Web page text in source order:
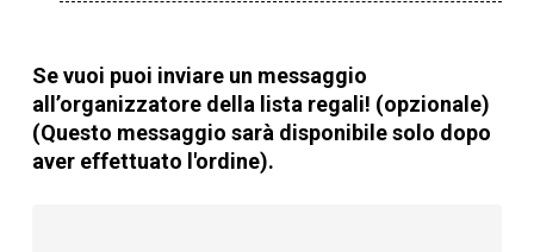
Se vuoi puoi inviare un messaggio
all’organizzatore della lista regali! (opzionale)
(Questo messaggio sarà disponibile solo dopo
aver effettuato l'ordine).